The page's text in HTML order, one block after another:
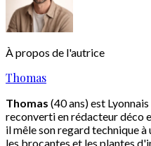
À propos de l'autrice
Thomas
Thomas (40 ans) est
reconverti en rédacteur déco
il mêle son regard technique
les brocantes et les plantes